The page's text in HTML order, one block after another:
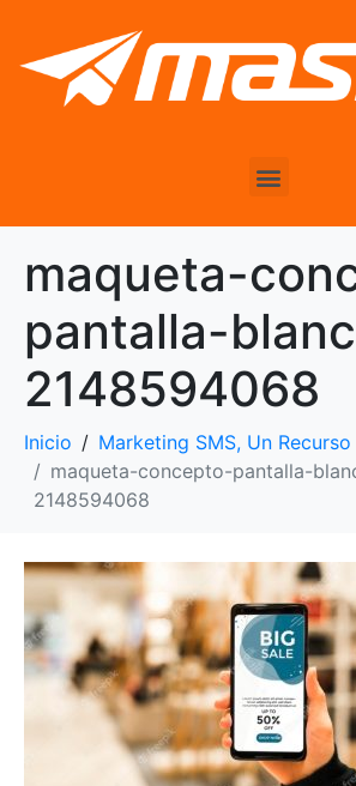
maqueta-
pantalla-
2148594068
Inicio
Marketing SMS, Un
maqueta-concepto-pantalla-
2148594068